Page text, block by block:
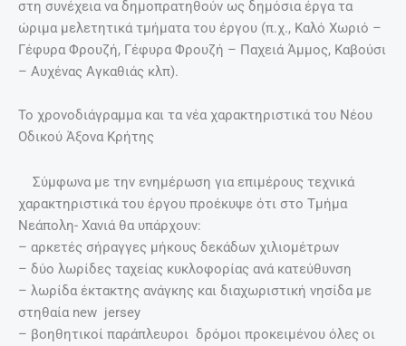
στη συνέχεια να δημοπρατηθούν ως δημόσια έργα τα
ώριμα μελετητικά τμήματα του έργου (π.χ., Καλό Χωριό –
Γέφυρα Φρουζή, Γέφυρα Φρουζή – Παχειά Άμμος, Καβούσι
– Αυχένας Αγκαθιάς κλπ).
Το χρονοδιάγραμμα και τα νέα χαρακτηριστικά του Νέου
Οδικού Άξονα Κρήτης
Σύμφωνα με την ενημέρωση για επιμέρους τεχνικά
χαρακτηριστικά του έργου προέκυψε ότι στο Τμήμα
Νεάπολη- Χανιά θα υπάρχουν:
– αρκετές σήραγγες μήκους δεκάδων χιλιομέτρων
– δύο λωρίδες ταχείας κυκλοφορίας ανά κατεύθυνση
– λωρίδα έκτακτης ανάγκης και διαχωριστική νησίδα με
στηθαία new jersey
– βοηθητικοί παράπλευροι δρόμοι προκειμένου όλες οι